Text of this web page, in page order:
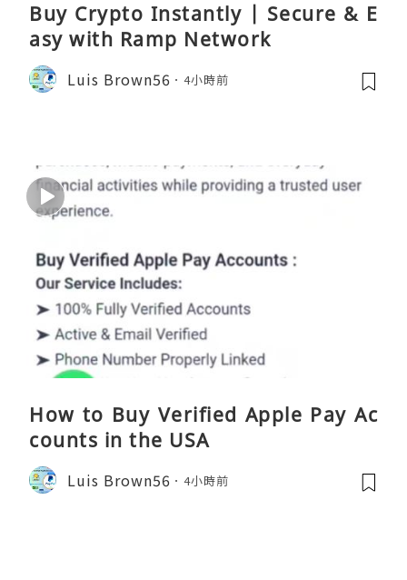
Buy Crypto Instantly | Secure & E
asy with Ramp Network
Luis Brown56 4小時前
How to Buy Verified Apple Pay Ac
counts in the USA
Luis Brown56 4小時前